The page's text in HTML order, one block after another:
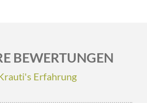
BEWERTUNGEN
Erfahrung